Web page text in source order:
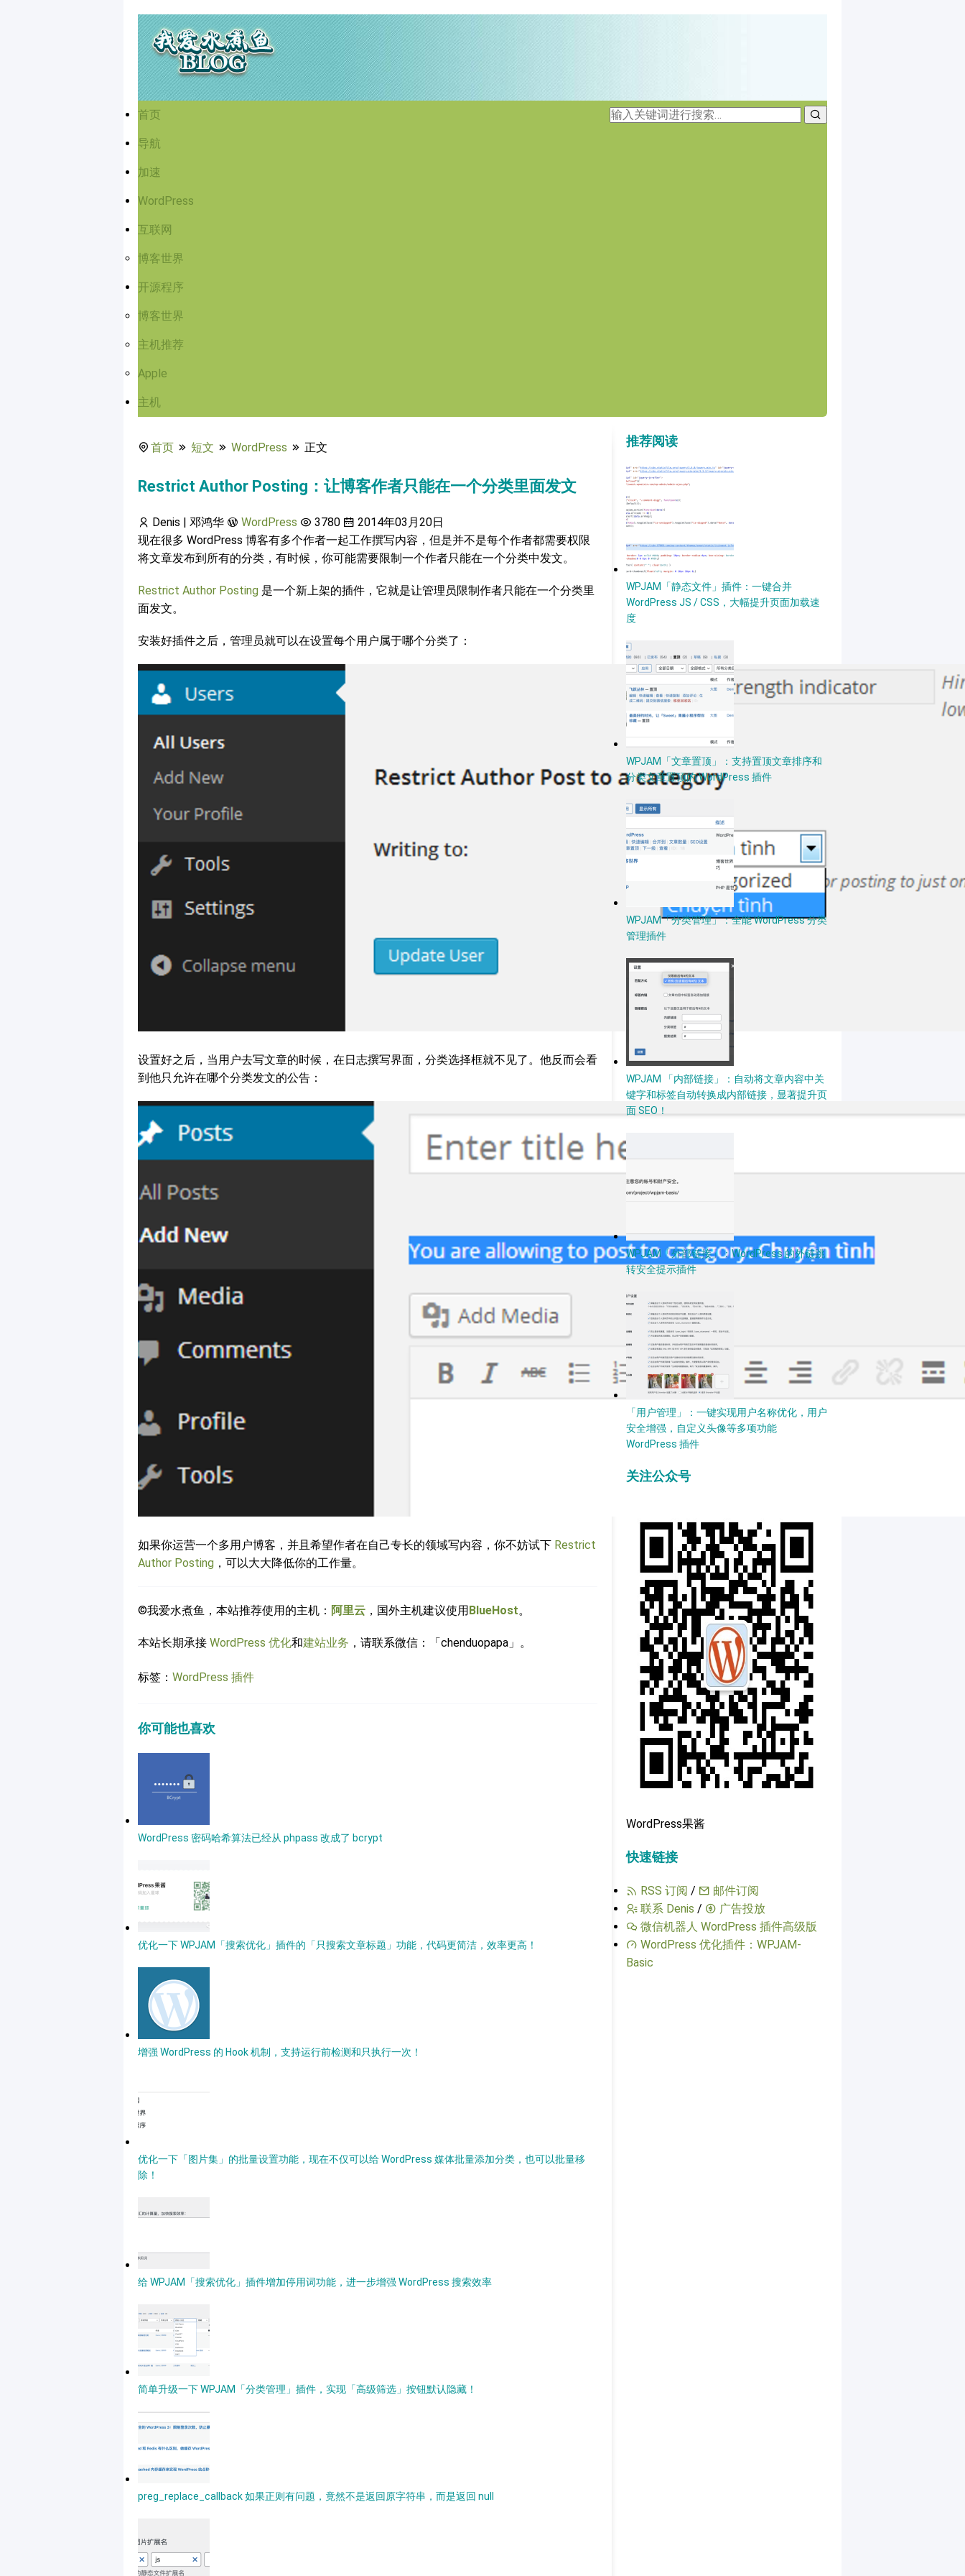
首页
导航
加速
WordPress
互联网
博客世界
开源程序
博客世界
主机推荐
Apple
主机
首页 短文 WordPress 正文
Restrict Author Posting：让博客作者只能在一个分类里面发文
Denis | 邓鸿华 WordPress 3780
2014年03月20日
现在很多 WordPress 博客有多个作者一起工作撰写内容，但是并不是每个作者都需要权限
将文章发布到所有的分类，有时候，你可能需要限制一个作者只能在一个分类中发文。
Restrict Author Posting 是一个新上架的插件，它就是让管理员限制作者只能在一个分类里
面发文。
安装好插件之后，管理员就可以在设置每个用户属于哪个分类了：
设置好之后，当用户去写文章的时候，在日志撰写界面，分类选择框就不见了。他反而会看
到他只允许在哪个分类发文的公告：
如果你运营一个多用户博客，并且希望作者在自己专长的领域写内容，你不妨试下 Restrict
Author Posting ，可以大大降低你的工作量。
©我爱水煮鱼，本站推荐使用的主机： 阿里云 ，国外主机建议使用BlueHost。
本站长期承接 WordPress 优化和建站业务 ，请联系微信：「chenduopapa」。
标签： WordPress 插件
你可能也喜欢
WordPress 密码哈希算法已经从 phpass 改成了 bcrypt​
优化一下 WPJAM「搜索优化」插件的「只搜索文章标题」功能，代码更简洁，效率更高！
增强 WordPress 的 Hook 机制，支持运行前检测和只执行一次！
优化一下「图片集」的批量设置功能，现在不仅可以给 WordPress 媒体批量添加分类，也可以批量移
除！
给 WPJAM「搜索优化」插件增加停用词功能，进一步增强 WordPress 搜索效率
简单升级一下 WPJAM「分类管理」插件，实现「高级筛选」按钮默认隐藏！
preg_replace_callback 如果正则有问题，竟然不是返回原字符串，而是返回 null
推荐阅读
WPJAM「静态文件」插件：一键合并
WordPress JS / CSS，大幅提升页面加载速
度
WPJAM「文章置顶」：支持置顶文章排序和
分类文章置顶的 WordPress 插件
WPJAM「分类管理」：全能 WordPress 分类
管理插件
WPJAM 「内部链接」：自动将文章内容中关
键字和标签自动转换成内部链接，显著提升页
面 SEO！
WPJAM「外部链接」：WordPress 的外链跳
转安全提示插件
「用户管理」：一键实现用户名称优化，用户
安全增强，自定义头像等多项功能
WordPress 插件
关注公众号
WordPress果酱
快速链接
RSS 订阅 /
邮件订阅
联系 Denis /
广告投放
微信机器人 WordPress 插件高级版
WordPress 优化插件：WPJAM-
Basic